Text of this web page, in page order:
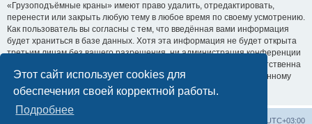
Этот сайт использует cookies для
обеспечения своей корректной работы.
Подробнее
«Грузоподъёмные краны» имеют право удалить, отредактировать,
перенести или закрыть любую тему в любое время по своему усмотрению.
Как пользователь вы согласны с тем, что введённая вами информация
будет храниться в базе данных. Хотя эта информация не будет открыта
третьим лицам без вашего разрешения, ни администрация конференции
«Грузоподъёмные краны», ни phpBB Limited не может быть ответственна
за действия хакеров, которые могут привести к несанкционированному
доступу к ней.
UTC+03:00